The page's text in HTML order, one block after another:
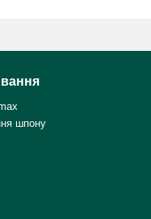
шпону